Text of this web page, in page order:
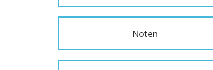
Noten